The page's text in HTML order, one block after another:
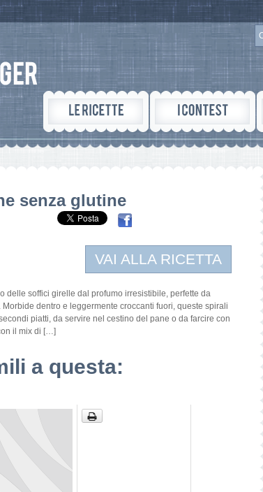
senza glutine
VAI ALLA RICETTA
delle soffici girelle dal profumo irresistibile, perfette da
dentro e leggermente croccanti fuori, queste spirali
piatti, da servire nel cestino del pane o da farcire con
il mix di […]
a questa: